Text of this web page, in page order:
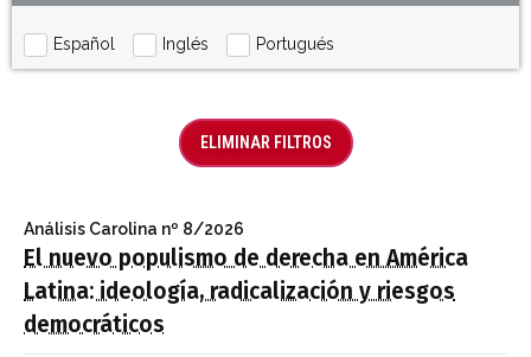
Español Inglés Portugués
ELIMINAR FILTROS
Análisis Carolina nº 8/2026
El nuevo populismo de derecha en América
Latina: ideología, radicalización y riesgos
democráticos